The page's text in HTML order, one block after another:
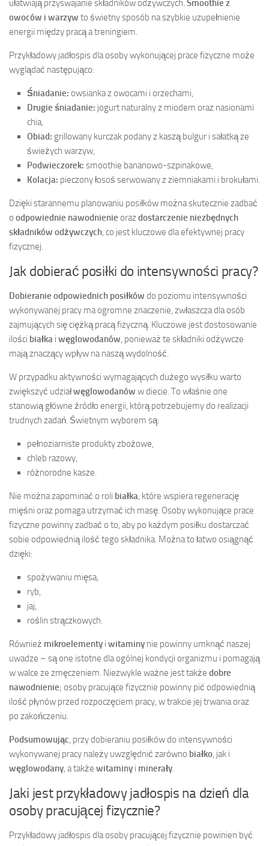
ułatwiają przyswajanie składników odżywczych. Smoothie z
owoców i warzyw to świetny sposób na szybkie uzupełnienie
energii między pracą a treningiem.
Przykładowy jadłospis dla osoby wykonującej prace fizyczne może
wyglądać następująco:
Śniadanie: owsianka z owocami i orzechami,
Drugie śniadanie: jogurt naturalny z miodem oraz nasionami
chia,
Obiad: grillowany kurczak podany z kaszą bulgur i sałatką ze
świeżych warzyw,
Podwieczorek: smoothie bananowo-szpinakowe,
Kolacja: pieczony łosoś serwowany z ziemniakami i brokułami.
Dzięki starannemu planowaniu posiłków można skutecznie zadbać
o odpowiednie nawodnienie orazdostarczenie niezbędnych
składników odżywczych, co jest kluczowe dla efektywnej pracy
fizycznej.
Jak dobierać posiłki do intensywności pracy?
Dobieranie odpowiednich posiłków do poziomu intensywności
wykonywanej pracy ma ogromne znaczenie, zwłaszcza dla osób
zajmujących się ciężką pracą fizyczną. Kluczowe jest dostosowanie
ilości białka i węglowodanów, ponieważ te składniki odżywcze
mają znaczący wpływ na naszą wydolność.
W przypadku aktywności wymagających dużego wysiłku warto
zwiększyć udziałwęglowodanów w diecie. To właśnie one
stanowią główne źródło energii, którą potrzebujemy do realizacji
trudnych zadań. Świetnym wyborem są:
pełnoziarniste produkty zbożowe,
chleb razowy,
różnorodne kasze.
Nie można zapominać o roli białka, które wspiera regenerację
mięśni oraz pomaga utrzymać ich masę. Osoby wykonujące prace
fizyczne powinny zadbać o to, aby po każdym posiłku dostarczać
sobie odpowiednią ilość tego składnika. Można to łatwo osiągnąć
dzięki:
spożywaniu mięsa,
ryb,
jaj,
roślin strączkowych.
Również mikroelementy i witaminy nie powinny umknąć naszej
uwadze – są one istotne dla ogólnej kondycji organizmu i pomagają
w walce ze zmęczeniem. Niezwykle ważne jest także dobre
nawodnienie; osoby pracujące fizycznie powinny pić odpowiednią
ilość płynów przed rozpoczęciem pracy, w trakcie jej trwania oraz
po zakończeniu.
Podsumowując, przy dobieraniu posiłków do intensywności
wykonywanej pracy należy uwzględnić zarówno białko, jak i
węglowodany, a także witaminy i minerały.
Jaki jest przykładowy jadłospis na dzień dla
osoby pracującej fizycznie?
Przykładowy jadłospis dla osoby pracującej fizycznie powinien być